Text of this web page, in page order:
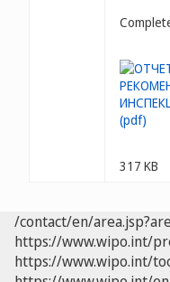
317 KB
/contact/en/
https://www.wipo.int/
https://www.wipo.int/